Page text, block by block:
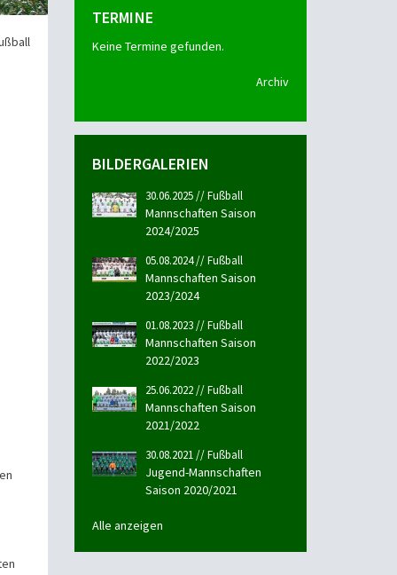
TERMINE
Keine Termine gefunden.
Archiv
BILDERGALERIEN
30.06.2025 // Fußball
Mannschaften Saison
2024/2025
05.08.2024 // Fußball
Mannschaften Saison
2023/2024
01.08.2023 // Fußball
Mannschaften Saison
2022/2023
25.06.2022 // Fußball
Mannschaften Saison
2021/2022
30.08.2021 // Fußball
Jugend-Mannschaften
Saison 2020/2021
Alle anzeigen